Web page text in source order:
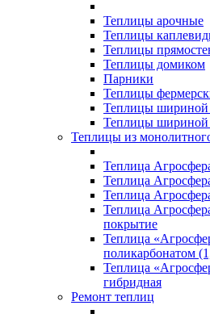
Теплицы арочные
Теплицы
Теплицы
Теплицы домиком
Парники
Теплицы
Теплицы шириной
Теплицы шириной
Теплицы из
Теплица
Теплица
Теплица
Теплица
покрытие
Теплица
поликарбонатом
Теплица
гибридная
Ремонт теплиц